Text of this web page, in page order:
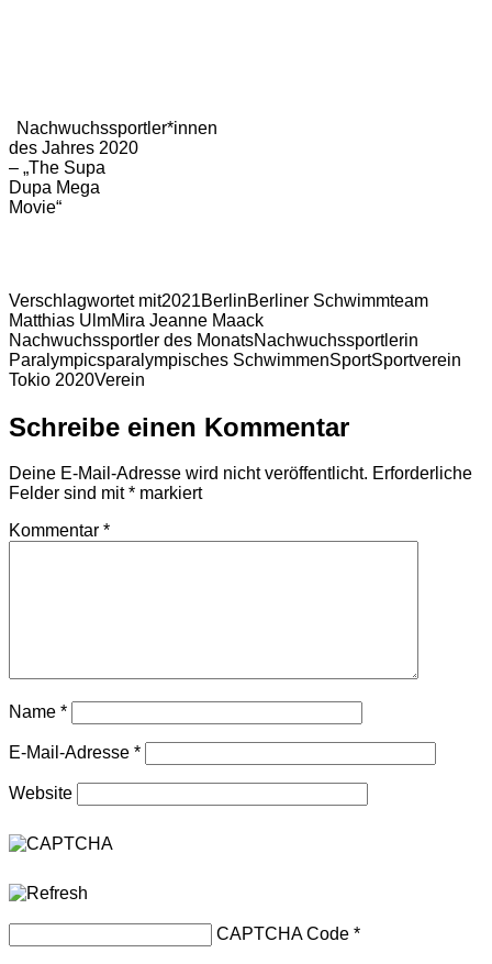
Nachwuchssportler*innen
des Jahres 2020
– „The Supa
Dupa Mega
Movie“
Verschlagwortet mit2021BerlinBerliner Schwimmteam
Matthias UlmMira Jeanne Maack
Nachwuchssportler des MonatsNachwuchssportlerin
Paralympicsparalympisches SchwimmenSportSportverein
Tokio 2020Verein
Schreibe einen Kommentar
Deine E-Mail-Adresse wird nicht veröffentlicht. Erforderliche
Felder sind mit* markiert
Kommentar *
Name *
E-Mail-Adresse *
Website
CAPTCHA Code *